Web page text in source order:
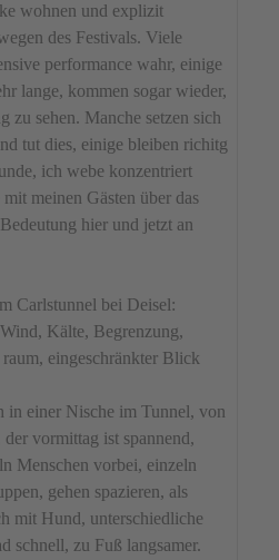
wohnen und explizit
des Festivals. Viele
performance wahr, einige
lange, kommen sogar wieder,
zu sehen. Manche setzen sich
tut dies, einige bleiben richitg
ich webe konzentriert
meinen Gästen über das
hier und jetzt an
Carlstunnel bei Deisel:
Kälte, Begrenzung,
eingeschränkter Blick
in einer Nische im Tunnel, von
vormittag ist spannend,
Menschen vorbei, einzeln
gehen spazieren, als
mit Hund, unterschiedliche
schnell, zu Fuß langsamer.